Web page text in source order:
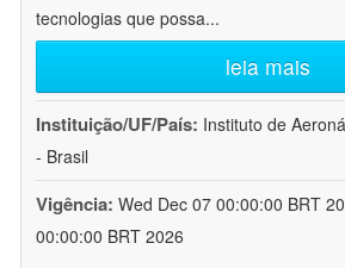
tecnologias que possa...
leia mais
Instituição/UF/País: Instituto de
- Brasil
Vigência: Wed Dec 07 00:00:00 BRT
00:00:00 BRT 2026